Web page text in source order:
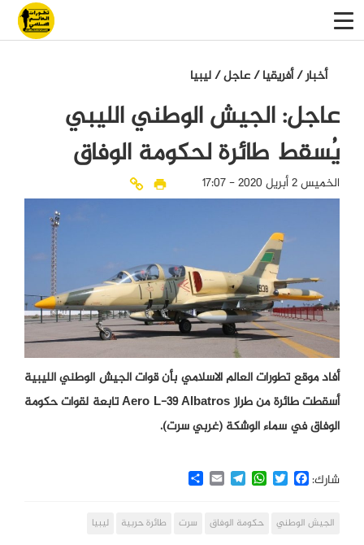
أخبار/أفريقيا/عاجل/ليبيا
عاجل: الجيش الوطني الليبي
يُسقط طائرة لحكومة الوفاق
الخميس 2 أبريل 2020 - 17:07
أفاد موقع تطورات العالم الاسلامي بأن قوات الجيش الوطني الليبية
أسقطت طائرة من طراز Aero L-39 Albatros تابعة لقوات حكومة
الوفاق في سماء الوشكة (غربي سرت).
شارك: Facebook
Twitter
WhatsApp
Telegram
Email
Share
الجيش الوطني حكومة الوفاق سرت طائرة حربية ليبيا